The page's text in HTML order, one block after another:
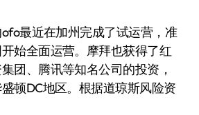
最近在加州完成了试运营，准
始全面运营。摩拜也获得了红
团、腾讯等知名公司的投资，
顿DC地区。根据道琼斯风险资